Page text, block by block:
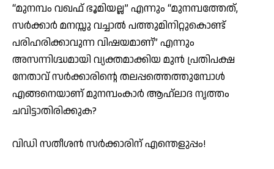
“മുനമ്പം വഖഫ് ഭൂമിയല്ല” എന്നും “മുനമ്പത്തേത്,
സർക്കാർ മനസ്സു വച്ചാൽ പത്തുമിനിറ്റുകൊണ്ട്
പരിഹരിക്കാവുന്ന വിഷയമാണ്” എന്നും
അസന്നിഗ്ദ്ധമായി വ്യക്തമാക്കിയ മുൻ പ്രതിപക്ഷ
നേതാവ് സർക്കാരിൻ്റെ തലപ്പത്തെത്തുമ്പോൾ
എങ്ങനെയാണ് മുനമ്പംകാർ ആഹ്ലാദ നൃത്തം
ചവിട്ടാതിരിക്കുക?
വിഡി സതീശൻ സർക്കാരിന് എന്തെളുപ്പം!